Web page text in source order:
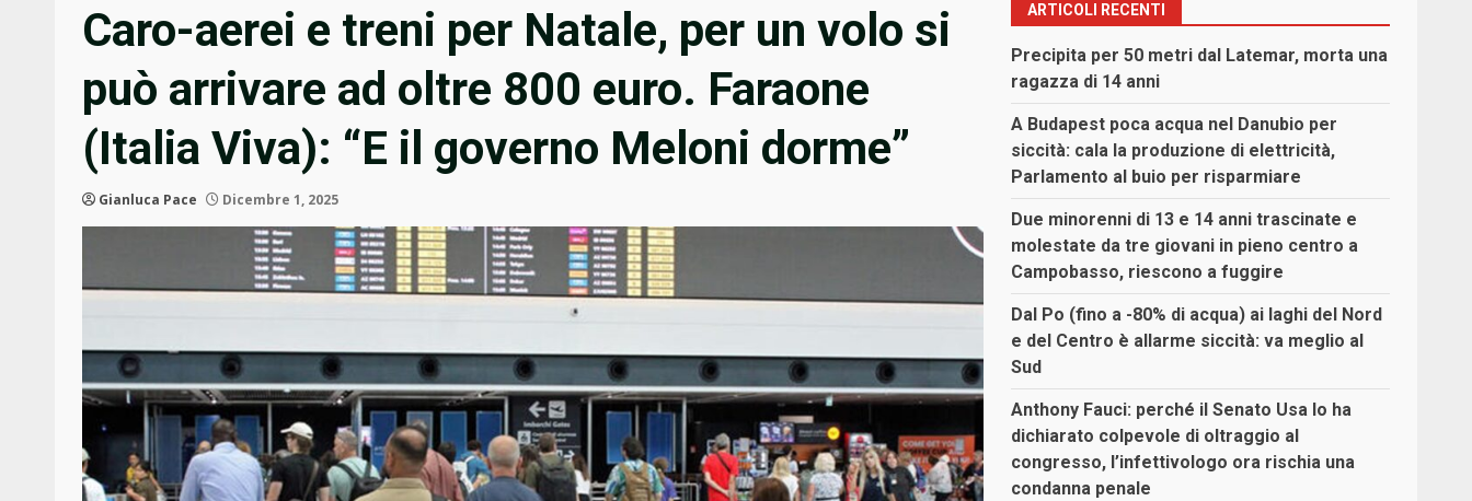
Caro-aerei e treni per Natale, per un volo si
può arrivare ad oltre 800 euro. Faraone
(Italia Viva): “E il governo Meloni dorme”
Gianluca Pace Dicembre 1, 2025
ARTICOLI RECENTI
Precipita per 50 metri dal Latemar, morta una
ragazza di 14 anni
A Budapest poca acqua nel Danubio per
siccità: cala la produzione di elettricità,
Parlamento al buio per risparmiare
Due minorenni di 13 e 14 anni trascinate e
molestate da tre giovani in pieno centro a
Campobasso, riescono a fuggire
Dal Po (fino a -80% di acqua) ai laghi del Nord
e del Centro è allarme siccità: va meglio al
Sud
Anthony Fauci: perché il Senato Usa lo ha
dichiarato colpevole di oltraggio al
congresso, l’infettivologo ora rischia una
condanna penale